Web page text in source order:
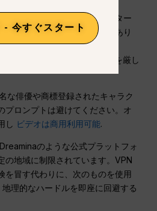
著作権で保護されたキャラクター
うとすると、法的なリスクがあり
は、特定の国のユーザーが
ォームにアクセスすることを厳し
な俳優や商標登録されたキャラク
プロンプトは避けてください。オ
し ビデオは商用利用可能.
Dreaminaのような公式プラットフォ
の地域に制限されています。VPN
を冒す代わりに、次のものを使用
地理的なハードルを即座に回避する
- 今すぐスタート